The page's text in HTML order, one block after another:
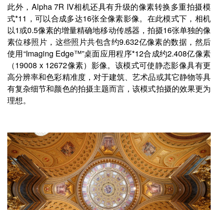
此外，Alpha 7R IV相机还具有升级的像素转换多重拍摄模
式*11，可以合成多达16张全像素影像。在此模式下，相机
以1或0.5像素的增量精确地移动传感器，拍摄16张单独的像
素位移照片，这些照片共包含约9.632亿像素的数据，然后
使用“Imaging Edge™”桌面应用程序*12合成约2.408亿像素
（19008 x 12672像素）影像。该模式可使静态影像具有更
高分辨率和色彩精准度，对于建筑、艺术品或其它静物等具
有复杂细节和颜色的拍摄主题而言，该模式拍摄的效果更为
理想。